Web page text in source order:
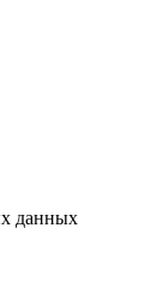
данных